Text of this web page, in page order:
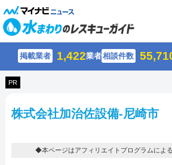
掲載業者 1,422業者相談件数
PR
株式会社加治佐設備-尼崎市
◆本ページはアフィリエイトプログラムによ